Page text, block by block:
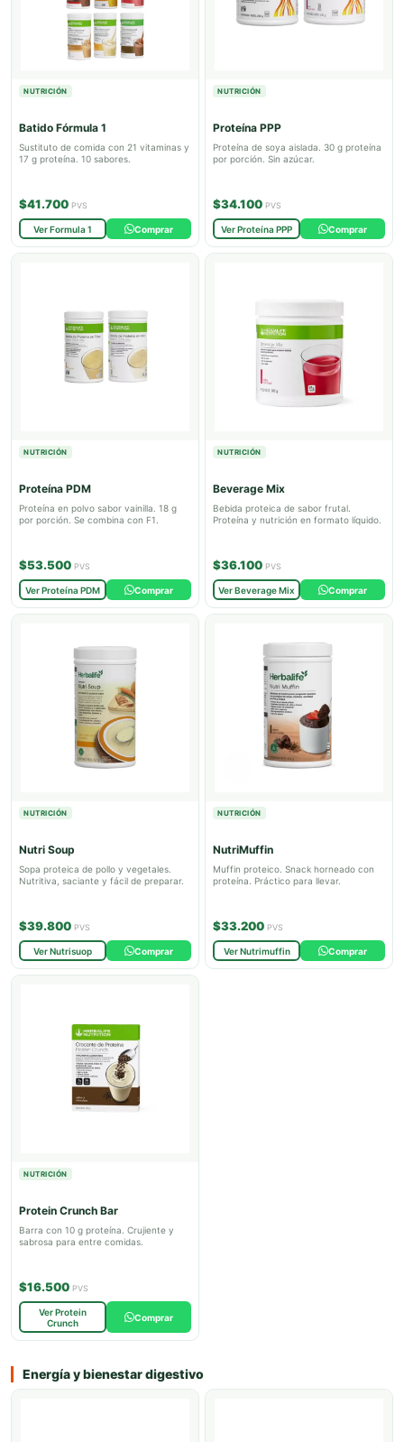
NUTRICIÓN
Batido Fórmula 1
Sustituto de comida con 21 vitaminas y
17 g proteína. 10 sabores.
$41.700 PVS
Ver Formula 1 Comprar
NUTRICIÓN
Proteína PPP
Proteína de soya aislada. 30 g proteína
por porción. Sin azúcar.
$34.100 PVS
Ver Proteína PPP Comprar
NUTRICIÓN
Proteína PDM
Proteína en polvo sabor vainilla. 18 g
por porción. Se combina con F1.
$53.500 PVS
Ver Proteína PDM Comprar
NUTRICIÓN
Beverage Mix
Bebida proteica de sabor frutal.
Proteína y nutrición en formato líquido.
$36.100 PVS
Ver Beverage Mix Comprar
NUTRICIÓN
Nutri Soup
Sopa proteica de pollo y vegetales.
Nutritiva, saciante y fácil de preparar.
$39.800 PVS
Ver Nutrisuop Comprar
NUTRICIÓN
NutriMuffin
Muffin proteico. Snack horneado con
proteína. Práctico para llevar.
$33.200 PVS
Ver Nutrimuffin Comprar
NUTRICIÓN
Protein Crunch Bar
Barra con 10 g proteína. Crujiente y
sabrosa para entre comidas.
$16.500 PVS
Ver Protein
Crunch
Comprar
Energía y bienestar digestivo